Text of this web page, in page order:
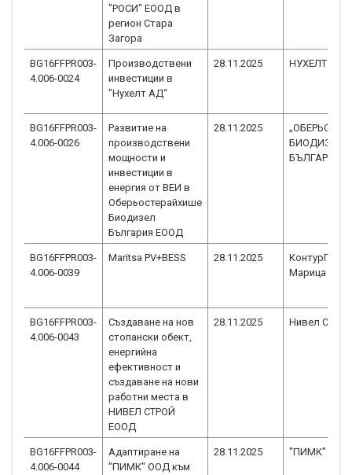
"РОСИ" ЕООД в
регион Стара
Загора
BG16FFPR003-
4.006-0024
Производствени
инвестиции в
"Нухелт АД“
28.11.2025 НУХЕЛТ АД
BG16FFPR003-
4.006-0026
Развитие на
производствени
мощности и
инвестиции в
енергия от ВЕИ в
Оберьостерайхише
Биодизел
България ЕООД
28.11.2025
БИОДИЗЕЛ -
БЪЛГАРИЯ“
BG16FFPR003-
4.006-0039
Maritsa PV+BESS 28.11.2025
Марица
BG16FFPR003-
4.006-0043
Създаване на нов
стопански обект,
енергийна
ефективност и
създаване на нови
работни места в
НИВЕЛ СТРОЙ
ЕООД
28.11.2025 Нивел
BG16FFPR003-
4.006-0044
Адаптиране на
"ПИМК" ООД към
28.11.2025 "ПИМК" ООД